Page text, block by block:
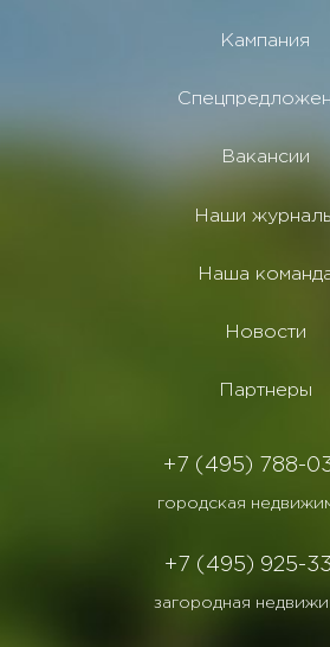
Кампания
Вакансии
Наши
Наша
Новости
Партнеры
+7 (495) 788-
городская
+7 (495) 925-
загородная